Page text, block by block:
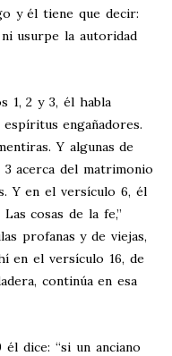
y él tiene que decir:
usurpe la autoridad
1, 2 y 3, él habla
engañadores.
Y algunas de
acerca del matrimonio
Y en el versículo 6, él
cosas de la fe,”
profanas y de viejas,
en el versículo 16, de
continúa en esa
dice: “si un anciano